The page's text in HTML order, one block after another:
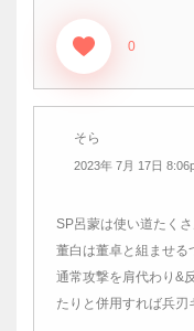
0
そら
2023年 7月 17日
SP呂蒙は使い道たく
董白は董卓と組ませる
通常攻撃を肩代わり&
たりと併用すれば兵刃